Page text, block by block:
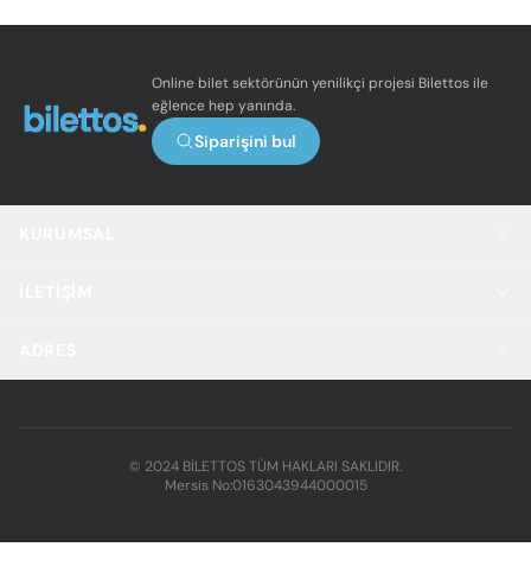
Online bilet sektörünün yenilikçi projesi Bilettos ile
eğlence hep yanında.
Siparişini bul
© 2024 BİLETTOS TÜM HAKLARI SAKLIDIR.
Mersis No:0163043944000015